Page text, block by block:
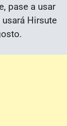
pase a usar
Hirsute